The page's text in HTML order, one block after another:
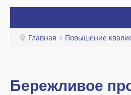
ГЛАВНАЯ
Главная Повышение
Бережливое